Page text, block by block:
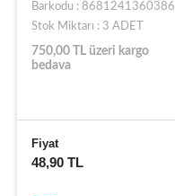
Barkodu : 8698547872703
Stok Miktarı : 1 ADET
750,00 TL üzeri kargo
bedava
Fiyat
6,94 TL